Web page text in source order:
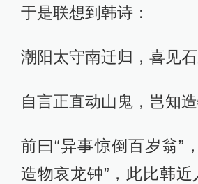
于是联想到韩诗：
潮阳太守南迁归，喜见石
自言正直动山鬼，岂知造
前曰“异事惊倒百岁翁”
造物哀龙钟”，此比韩